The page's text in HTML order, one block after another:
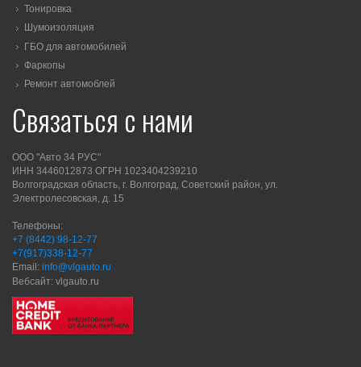
Тонировка
Шумоизоляция
ГБО для автомобилей
Фаркопы
Ремонт автомоблей
Связаться с нами
ООО "Авто 34 РУС"
ИНН 3446012873 ОГРН 1023404239210
Волгоградская область, г. Волгоград, Советский район, ул.
Электролесовская, д. 15
Телефоны:
+7 (8442) 98-12-77
+7(917)338-12-77
Email: info@vlgauto.ru
Вебсайт: vlgauto.ru